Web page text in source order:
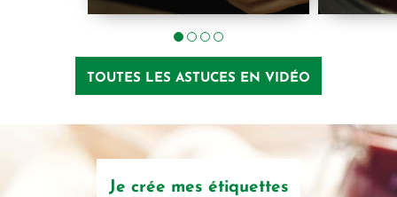
TOUTES LES ASTUCES EN VIDÉO
Je crée mes étiquettes